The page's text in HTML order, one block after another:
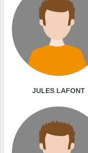
JULES LAFONT